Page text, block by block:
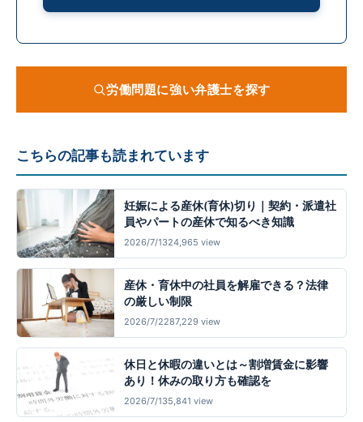
労働問題に強い弁護士を探す
こちらの記事も読まれています
妊娠による産休(育休)切り｜契約・派遣社
員やパートの産休で知るべき知識
2026/7/1324,965 view
産休・育休中の社員を解雇できる？法律
の厳しい制限
2026/7/2287,229 view
休日と休暇の違いとは～割増賃金に影響
あり！休みの取り方も確認を
2026/7/135,841 view